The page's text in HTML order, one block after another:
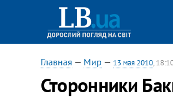
Главная — Мир — 13 мая 2010,
Сторонники